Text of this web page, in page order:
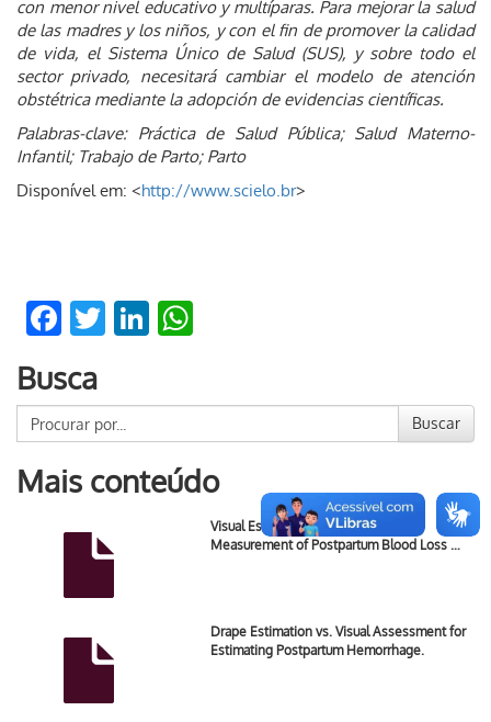
con menor nivel educativo y multíparas. Para mejorar la salud
de las madres y los niños, y con el fin de promover la calidad
de vida, el Sistema Único de Salud (SUS), y sobre todo el
sector privado, necesitará cambiar el modelo de atención
obstétrica mediante la adopción de evidencias científicas.
Palabras-clave: Práctica de Salud Pública; Salud Materno-
Infantil; Trabajo de Parto; Parto
Disponível em: <http://www.scielo.br>
Facebook
TwitterLinkedIn
Busca
Buscar
Mais conteúdo
Visual Estimation Versus Gravimetric
Measurement of Postpartum Blood Loss …
Drape Estimation vs. Visual Assessment for
Estimating Postpartum Hemorrhage.